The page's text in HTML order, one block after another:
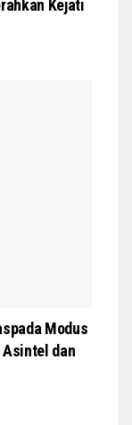
Kejati
Modus
Asintel dan